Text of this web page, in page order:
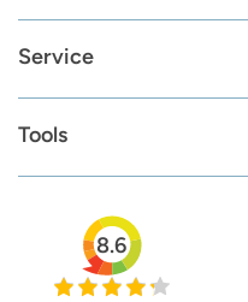
Service
Tools
8.6